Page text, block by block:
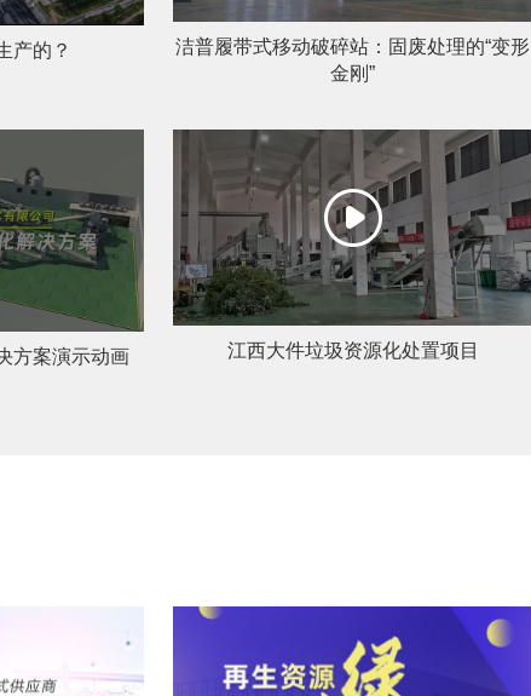
产的？
洁普履带式移动破碎站：固废处理的“变形
金刚”
方案演示动画 江西大件垃圾资源化处置项目